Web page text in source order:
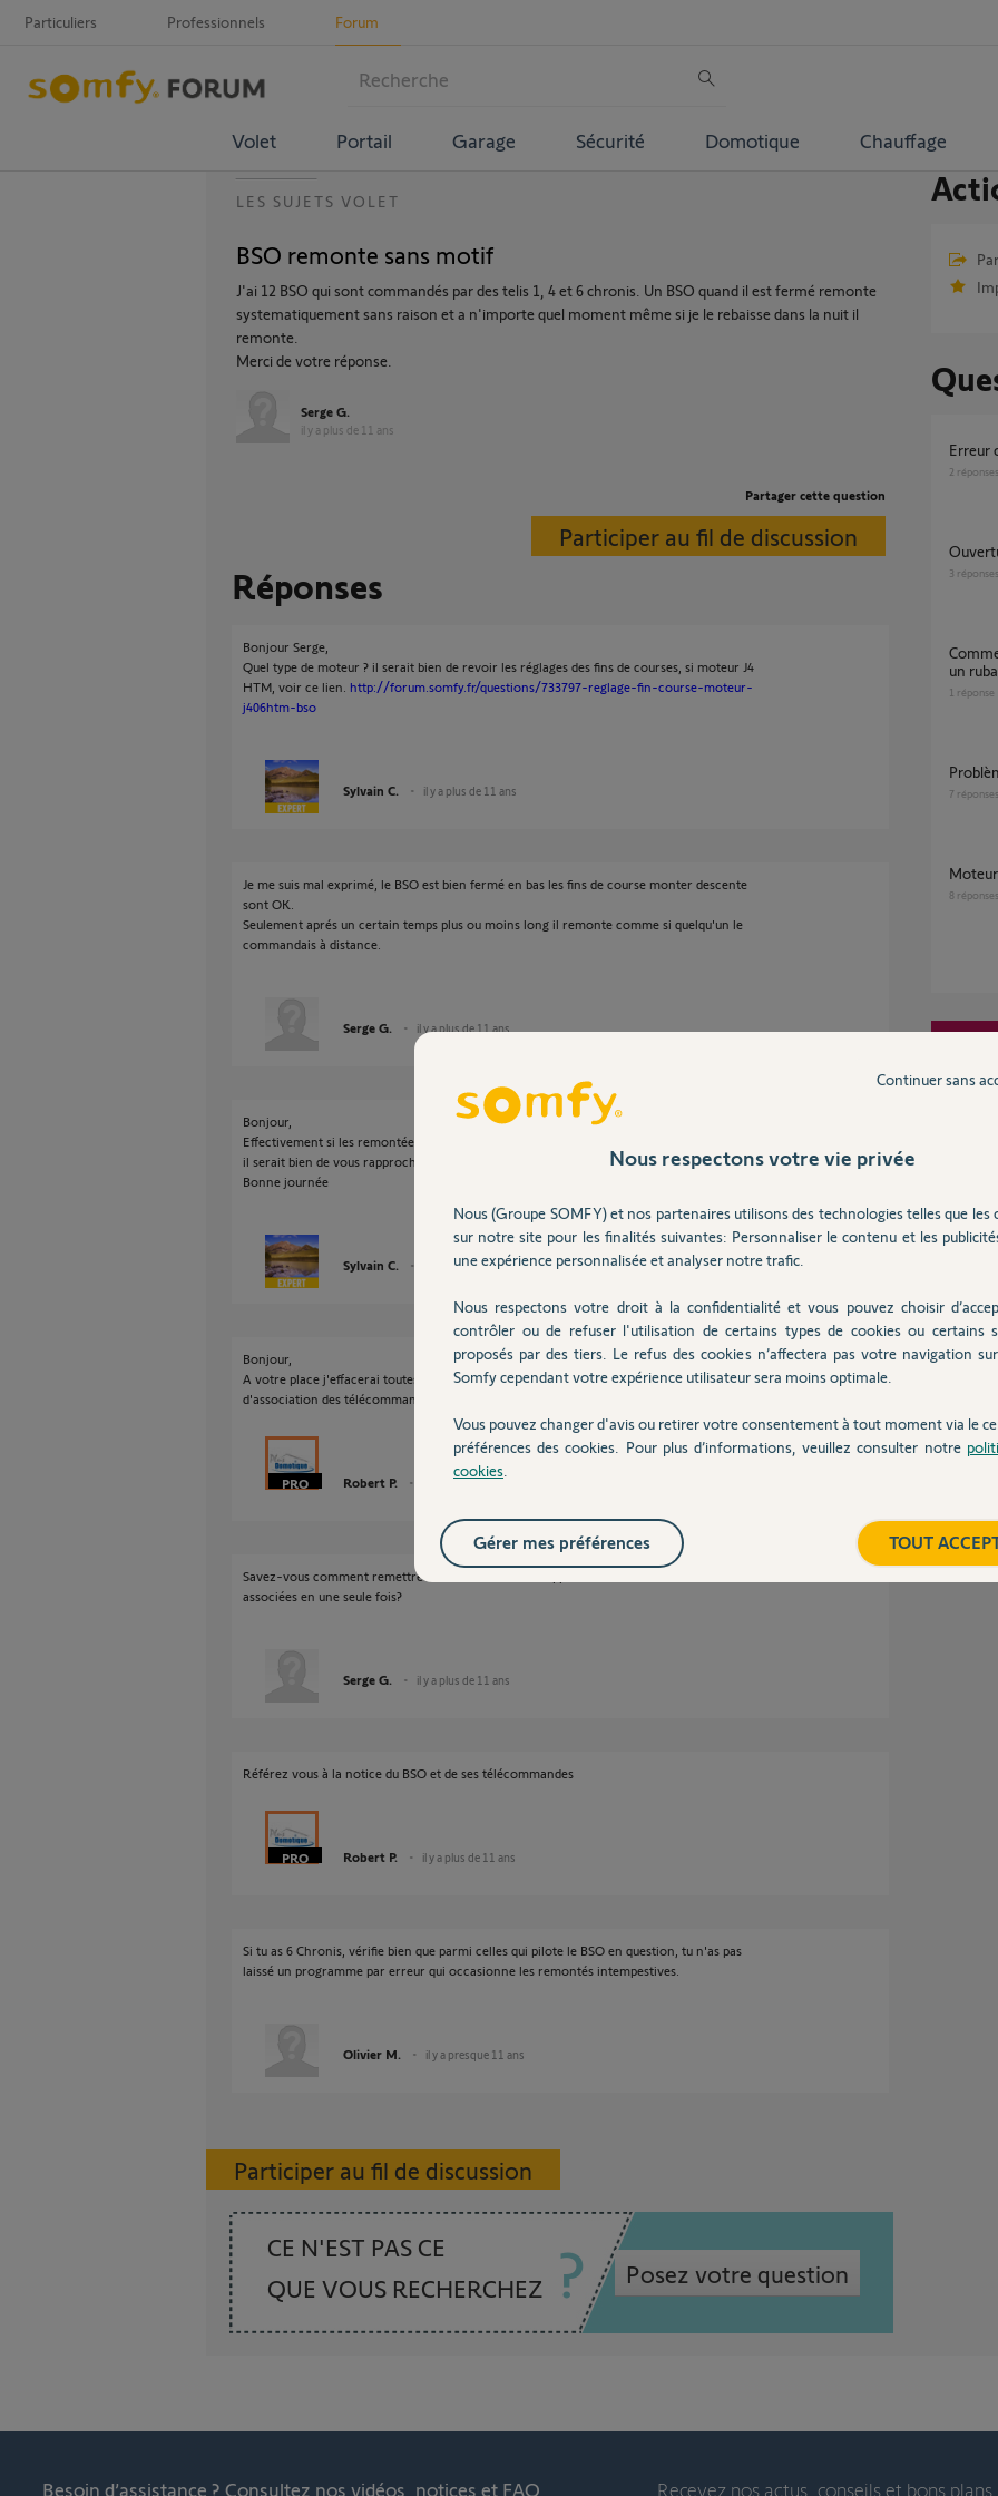
Particuliers Professionnels Forum
Volet Portail Garage Sécurité Domotique Chauffage
LES SUJETS VOLET
BSO remonte sans motif
J'ai 12 BSO qui sont commandés par des telis 1, 4 et 6 chronis. Un BSO quand il est fermé remonte
systematiquement sans raison et a n'importe quel moment même si je le rebaisse dans la nuit il
remonte.
Merci de votre réponse.
Serge G.
il y a plus de 11 ans
Partager cette question
Participer au fil de discussion
Réponses
Bonjour Serge,
Quel type de moteur ? il serait bien de revoir les réglages des fins de courses, si moteur J4
HTM, voir ce lien. http://forum.somfy.fr/questions/733797-reglage-fin-course-moteur-
j406htm-bso
Sylvain C. il y a plus de 11 ans
Je me suis mal exprimé, le BSO est bien fermé en bas les fins de course monter descente
sont OK.
Seulement aprés un certain temps plus ou moins long il remonte comme si quelqu'un le
commandais à distance.
Serge G. il y a plus de 11 ans
Bonjour,
Effectivement si les remontées sont aléatoire difficile de localiser le problème,
il serait bien de vous rapprocher de votre installateur qui procédera par élimination.
Bonne journée
Sylvain C. il y a plus de 11 ans
Bonjour,
A votre place j'effacerai toutes les télécommandes du BSO et recommencerai la procédure
d'association des télécommandes.
Robert P. il y a plus de 11 ans
Savez-vous comment remettre à zéro le moteur et supprimer toutes les télécommandes
associées en une seule fois?
Serge G. il y a plus de 11 ans
Référez vous à la notice du BSO et de ses télécommandes
Robert P. il y a plus de 11 ans
Si tu as 6 Chronis, vérifie bien que parmi celles qui pilote le BSO en question, tu n'as pas
laissé un programme par erreur qui occasionne les remontés intempestives.
Olivier M. il y a presque 11 ans
Participer au fil de discussion
CE N'EST PAS CE
QUE VOUS RECHERCHEZ
Posez votre question
2 réponses
3 réponses
Comment remplacer des agrafes et peut être
un
1 réponse
7 réponses
8 réponses
Besoin d’assistance ? Consultez nos vidéos, notices et FAQ Recevez nos actus, conseils et bons
Nous respectons votre vie privée
Nous (Groupe SOMFY) et nos partenaires utilisons des technologies telles que les
sur notre site pour les finalités suivantes: Personnaliser le contenu et les
une expérience personnalisée et analyser notre trafic.
Nous respectons votre droit à la confidentialité et vous pouvez choisir
contrôler ou de refuser l'utilisation de certains types de cookies ou certains
proposés par des tiers. Le refus des cookies n’affectera pas votre navigation
Somfy cependant votre expérience utilisateur sera moins optimale.
Vous pouvez changer d'avis ou retirer votre consentement à tout moment via le
préférences des cookies. Pour plus d’informations, veuillez consulter notre
cookies
Continuer sans
TOUT
Gérer mes préférences